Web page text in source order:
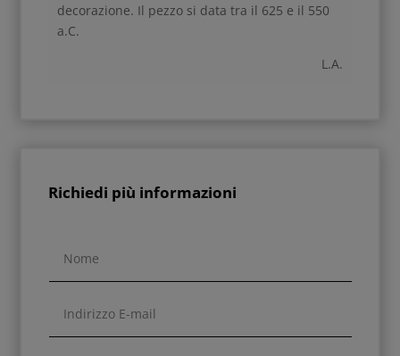
decorazione. Il pezzo si data tra il 625 e il 550
a.C.
L.A.
Richiedi più informazioni